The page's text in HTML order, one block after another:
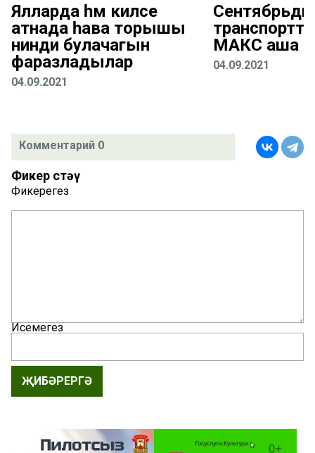
Ялларда һәм киләсе
атнада һава торышы
нинди булачагын
фаразладылар
04.09.2021
Сентябрьдән
транспортта
МАКС аша
04.09.2021
Комментарий 0
Фикер өстәү
Фикерегез
Исемегез
ҖИБӘРЕРГӘ